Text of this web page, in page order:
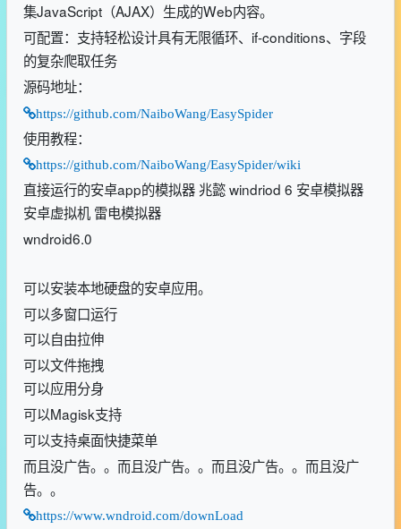
集JavaScript（AJAX）生成的Web内容。
可配置：支持轻松设计具有无限循环、if-conditions、字段
的复杂爬取任务
源码地址：
https://github.com/NaiboWang/EasySpider
使用教程：
https://github.com/NaiboWang/EasySpider/wiki
直接运行的安卓app的模拟器 兆懿 windriod 6 安卓模拟器
安卓虚拟机 雷电模拟器
wndroid6.0
可以安装本地硬盘的安卓应用。
可以多窗口运行
可以自由拉伸
可以文件拖拽
可以应用分身
可以Magisk支持
可以支持桌面快捷菜单
而且没广告。。而且没广告。。而且没广告。。而且没广
告。。
https://www.wndroid.com/downLoad